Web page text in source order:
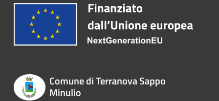
Comune di Terranova Sappo
Minulio